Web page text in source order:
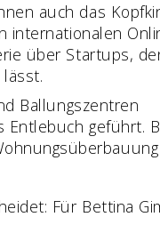
auch das
internationalen
über Startups,
Ballungszentren
Entlebuch geführt.
Für Bettina